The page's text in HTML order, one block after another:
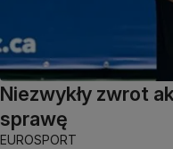
Niezwykły zwrot
sprawę
EUROSPORT